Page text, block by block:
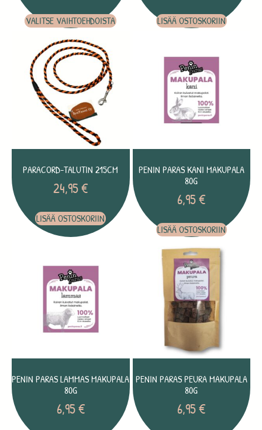
VALITSE VAIHTOEHDOISTA LISÄÄ OSTOSKORIIN
PARACORD-TALUTIN 215CM
24,95€
LISÄÄ OSTOSKORIIN
PENIN PARAS KANI MAKUPALA
80G
6,95€
LISÄÄ OSTOSKORIIN
PENIN PARAS LAMMAS MAKUPALA
80G
6,95€
PENIN PARAS PEURA MAKUPALA
80G
6,95€